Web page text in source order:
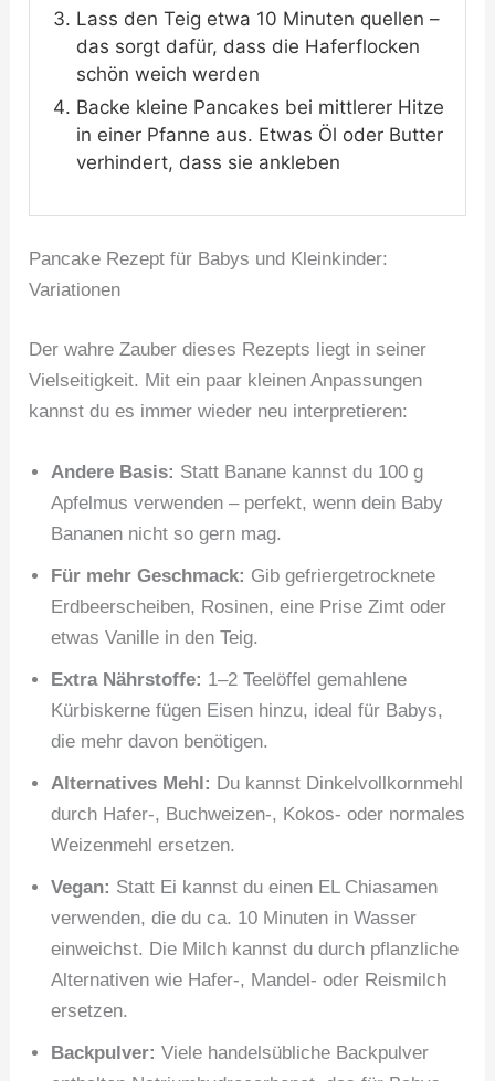
Lass den Teig etwa 10 Minuten quellen –
das sorgt dafür, dass die Haferflocken
schön weich werden
Backe kleine Pancakes bei mittlerer Hitze
in einer Pfanne aus. Etwas Öl oder Butter
verhindert, dass sie ankleben
Pancake Rezept für Babys und Kleinkinder:
Variationen
Der wahre Zauber dieses Rezepts liegt in seiner
Vielseitigkeit. Mit ein paar kleinen Anpassungen
kannst du es immer wieder neu interpretieren:
Andere Basis: Statt Banane kannst du 100 g
Apfelmus verwenden – perfekt, wenn dein Baby
Bananen nicht so gern mag.
Für mehr Geschmack: Gib gefriergetrocknete
Erdbeerscheiben, Rosinen, eine Prise Zimt oder
etwas Vanille in den Teig.
Extra Nährstoffe: 1–2 Teelöffel gemahlene
Kürbiskerne fügen Eisen hinzu, ideal für Babys,
die mehr davon benötigen.
Alternatives Mehl: Du kannst Dinkelvollkornmehl
durch Hafer-, Buchweizen-, Kokos- oder normales
Weizenmehl ersetzen.
Vegan: Statt Ei kannst du einen EL Chiasamen
verwenden, die du ca. 10 Minuten in Wasser
einweichst. Die Milch kannst du durch pflanzliche
Alternativen wie Hafer-, Mandel- oder Reismilch
ersetzen.
Backpulver:Viele handelsübliche Backpulver